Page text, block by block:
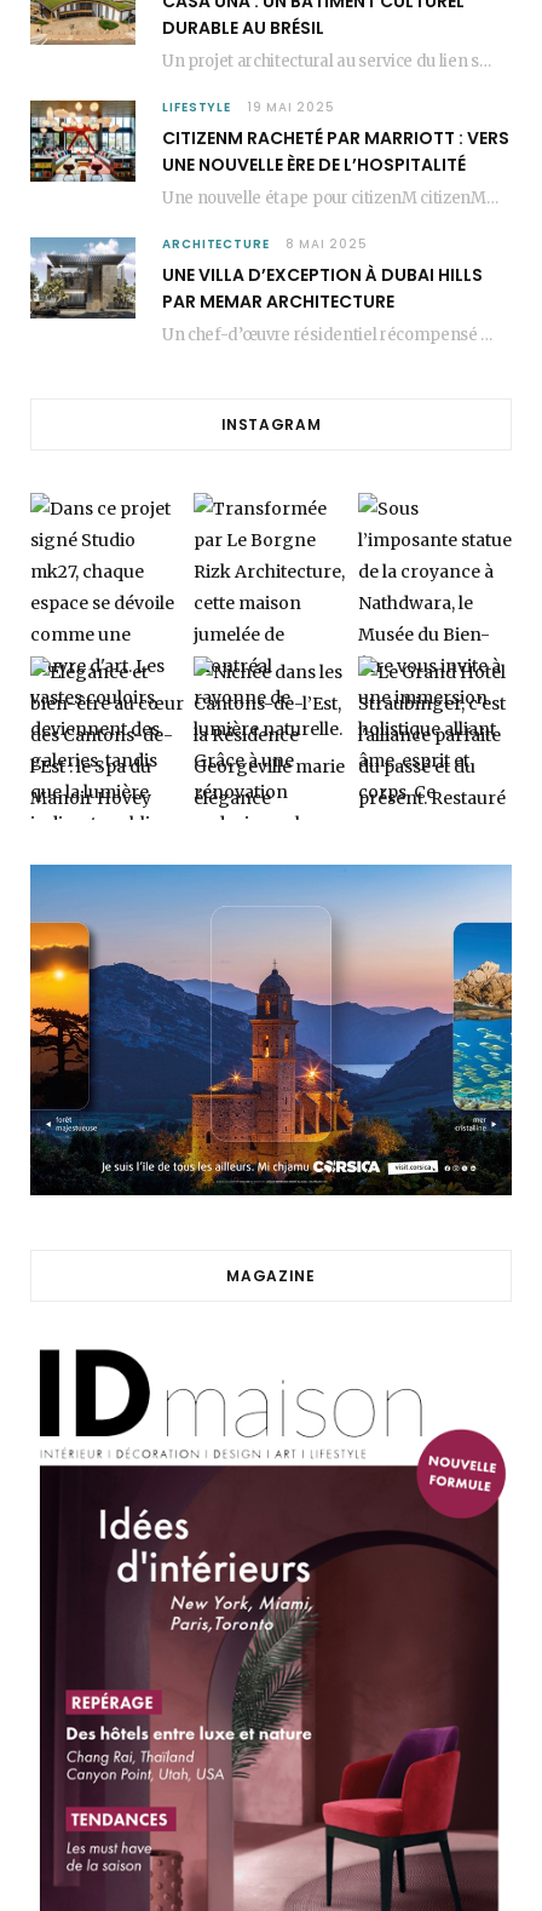
DURABLE AU BRÉSIL
Un projet architectural au service du lien social Casa Una est un bâtiment culturel durable…
LIFESTYLE 19 MAI 2025
CITIZENM RACHETÉ PAR MARRIOTT : VERS
UNE NOUVELLE ÈRE DE L’HOSPITALITÉ
Une nouvelle étape pour citizenM citizenM racheté par Marriott, c’est une annonce qui marque un…
ARCHITECTURE 8 MAI 2025
UNE VILLA D’EXCEPTION À DUBAI HILLS
PAR MEMAR ARCHITECTURE
Un chef-d’œuvre résidentiel récompensé MEMAR Architecture, agence renommée basée à Dubaï, présente aujourd’hui sa dernière…
INSTAGRAM
MAGAZINE